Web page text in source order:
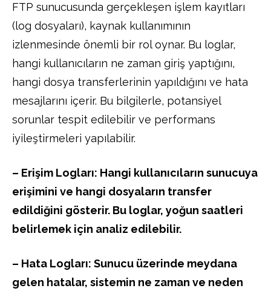
FTP sunucusunda gerçekleşen işlem kayıtları
(log dosyaları), kaynak kullanımının
izlenmesinde önemli bir rol oynar. Bu loglar,
hangi kullanıcıların ne zaman giriş yaptığını,
hangi dosya transferlerinin yapıldığını ve hata
mesajlarını içerir. Bu bilgilerle, potansiyel
sorunlar tespit edilebilir ve performans
iyileştirmeleri yapılabilir.
– Erişim Logları: Hangi kullanıcıların sunucuya
erişimini ve hangi dosyaların transfer
edildiğini gösterir. Bu loglar, yoğun saatleri
belirlemek için analiz edilebilir.
– Hata Logları: Sunucu üzerinde meydana
gelen hatalar, sistemin ne zaman ve neden